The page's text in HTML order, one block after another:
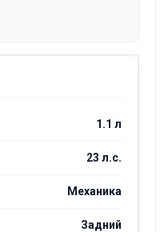
1.1 л
23 л.с.
Механика
Задний